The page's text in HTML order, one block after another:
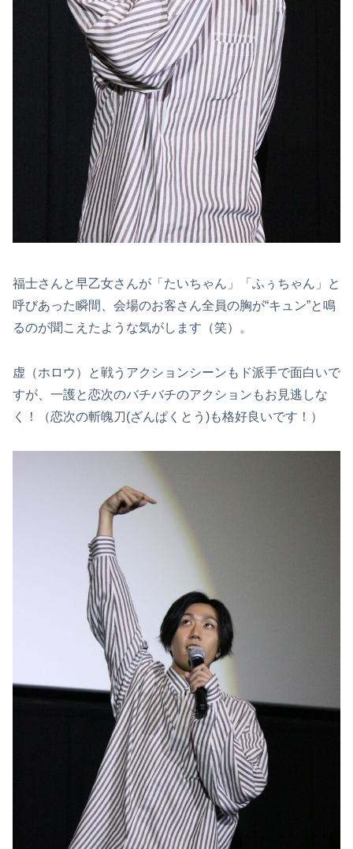
福士さんと早乙女さんが「たいちゃん」「ふぅちゃん」と
呼びあった瞬間、会場のお客さん全員の胸が“キュン”と鳴
るのが聞こえたような気がします（笑）。
虚（ホロウ）と戦うアクションシーンもド派手で面白いで
すが、一護と恋次のバチバチのアクションもお見逃しな
く！（恋次の斬魄刀(ざんぱくとう)も格好良いです！）